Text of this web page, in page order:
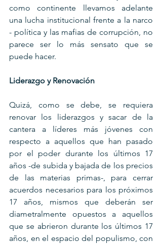
como continente llevamos adelante
una lucha institucional frente a la narco
- política y las mafias de corrupción, no
parece ser lo más sensato que se
puede hacer.
Liderazgo y Renovación
Quizá, como se debe, se requiera
renovar los liderazgos y sacar de la
cantera a líderes más jóvenes con
respecto a aquellos que han pasado
por el poder durante los últimos 17
años -de subida y bajada de los precios
de las materias primas-, para cerrar
acuerdos necesarios para los próximos
17 años, mismos que deberán ser
diametralmente opuestos a aquellos
que se abrieron durante los últimos 17
años, en el espacio del populismo, con